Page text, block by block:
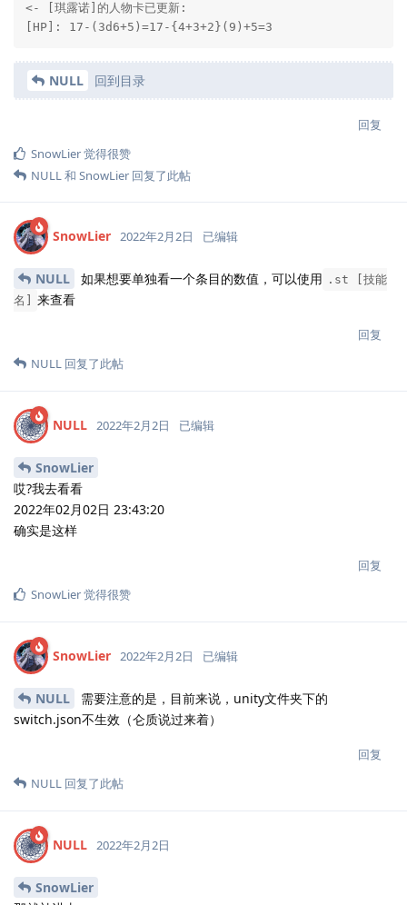
<- [琪露诺]的人物卡已更新:
[HP]: 17-(3d6+5)=17-{4+3+2}(9)+5=3
NULL 回到目录
回复
SnowLier觉得很赞
NULL和 SnowLier 回复了此帖
SnowLier 2022年2月2日 已编辑
NULL 如果想要单独看一个条目的数值，可以使用 .st [技能
名]
来查看
回复
NULL 回复了此帖
NULL 2022年2月2日 已编辑
SnowLier
哎?我去看看
2022年02月02日 23:43:20
确实是这样
回复
SnowLier觉得很赞
SnowLier 2022年2月2日 已编辑
NULL
需要注意的是，目前来说，unity文件夹下的
switch.json不生效（仑质说过来着）
回复
NULL 回复了此帖
NULL 2022年2月2日
SnowLier